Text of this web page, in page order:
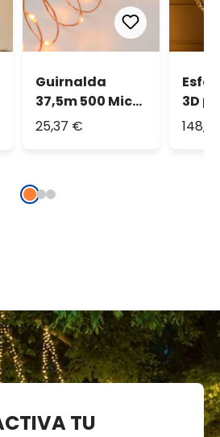
Guirnalda
37,5m 500 Micro
Led extra cálido
25,37 €
3D
94
TU